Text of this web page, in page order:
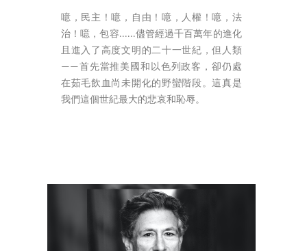
噫，民主！噫，自由！噫，人權！噫，法
治！噫，包容......儘管經過千百萬年的進化
且進入了高度文明的二十一世紀，但人類
——首先當推美國和以色列政客，卻仍處
在茹毛飲血尚未開化的野蠻階段。這真是
我們這個世紀最大的悲哀和恥辱。